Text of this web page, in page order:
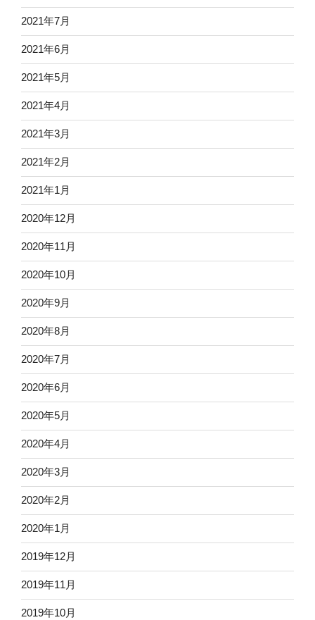
2021年7月
2021年6月
2021年5月
2021年4月
2021年3月
2021年2月
2021年1月
2020年12月
2020年11月
2020年10月
2020年9月
2020年8月
2020年7月
2020年6月
2020年5月
2020年4月
2020年3月
2020年2月
2020年1月
2019年12月
2019年11月
2019年10月